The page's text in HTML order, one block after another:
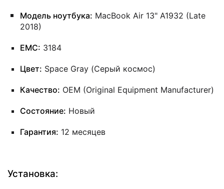
Модель ноутбука: MacBook Air 13" A1932 (Late
2018)
EMC: 3184
Цвет: Space Gray (Серый космос)
Качество: OEM (Original Equipment Manufacturer)
Состояние: Новый
Гарантия: 12 месяцев
Установка: